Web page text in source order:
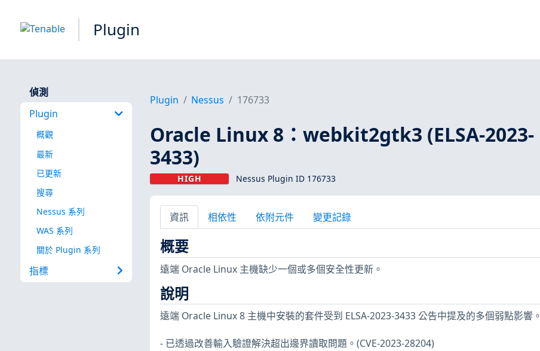
Plugin
偵測
Plugin
概觀
最新
已更新
搜尋
Nessus 系列
WAS 系列
關於 Plugin 系列
指標
Plugin Nessus 176733
Oracle Linux 8：webkit2gtk3 (ELSA-2023-
3433)
HIGH Nessus Plugin ID 176733
資訊 相依性 依附元件 變更記錄
概要
遠端 Oracle Linux 主機缺少一個或多個安全性更新。
說明
遠端 Oracle Linux 8 主機中安裝的套件受到 ELSA-2023-3433 公告中提及的多個弱點影響。
- 已透過改善輸入驗證解決超出邊界讀取問題。(CVE-2023-28204)